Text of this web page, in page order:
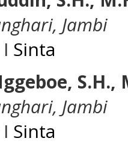
Jambi
Sinta
S.H.,
Jambi
I Sinta